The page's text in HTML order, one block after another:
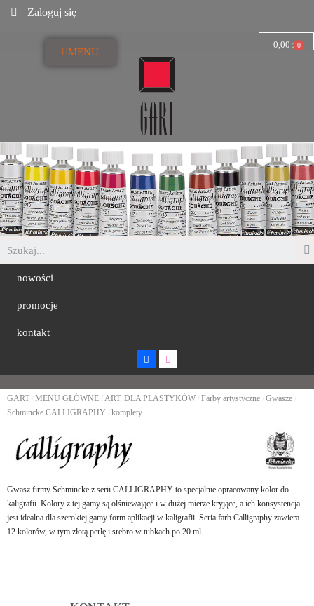
Zaloguj się
0,00 zł
nowości
promocje
kontakt
MENU
GART MENU GŁÓWNE ART. DLA PLASTYKÓW Farby artystyczne Gwasze
Schmincke CALLIGRAPHY
komplety
Gwasz firmy Schmincke z serii CALLIGRAPHY to specjalnie opracowany kolor do
kaligrafii. Kolory z tej gamy są olśniewające i w dużej mierze kryjące, a ich konsystencja
jest idealna dla szerokiej gamy form aplikacji w kaligrafii. Seria farb Calligraphy zawiera
12 kolorów, w tym złotą perłę i srebro w tubkach po 20 ml.